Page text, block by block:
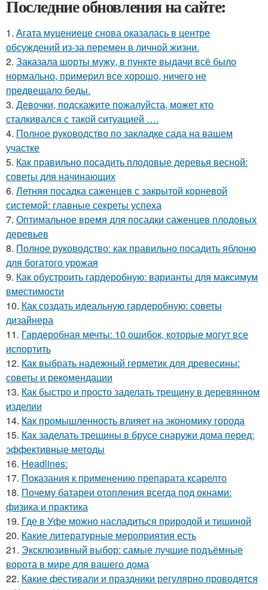
Последние обновления на сайте:
1. Агата муцениеце снова оказалась в центре
обсуждений из-за перемен в личной жизни.
2. Заказала шорты мужу, в пункте выдачи всё было
нормально, примерил все хорошо, ничего не
предвещало беды.
3. Девочки, подскажите пожалуйста, может кто
сталкивался с такой ситуацией ….
4. Полное руководство по закладке сада на вашем
участке
5. Как правильно посадить плодовые деревья весной:
советы для начинающих
6. Летняя посадка саженцев с закрытой корневой
системой: главные секреты успеха
7. Оптимальное время для посадки саженцев плодовых
деревьев
8. Полное руководство: как правильно посадить яблоню
для богатого урожая
9. Как обустроить гардеробную: варианты для максимум
вместимости
10. Как создать идеальную гардеробную: советы
дизайнера
11. Гардеробная мечты: 10 ошибок, которые могут все
испортить
12. Как выбрать надежный герметик для древесины:
советы и рекомендации
13. Как быстро и просто заделать трещину в деревянном
изделии
14. Как промышленность влияет на экономику города
15. Как заделать трещины в брусе снаружи дома перед:
эффективные методы
16. Headlines:
17. Показания к применению препарата ксарелто
18. Почему батареи отопления всегда под окнами:
физика и практика
19. Где в Уфе можно насладиться природой и тишиной
20. Какие литературные мероприятия есть
21. Эксклюзивный выбор: самые лучшие подъёмные
ворота в мире для вашего дома
22. Какие фестивали и праздники регулярно проводятся